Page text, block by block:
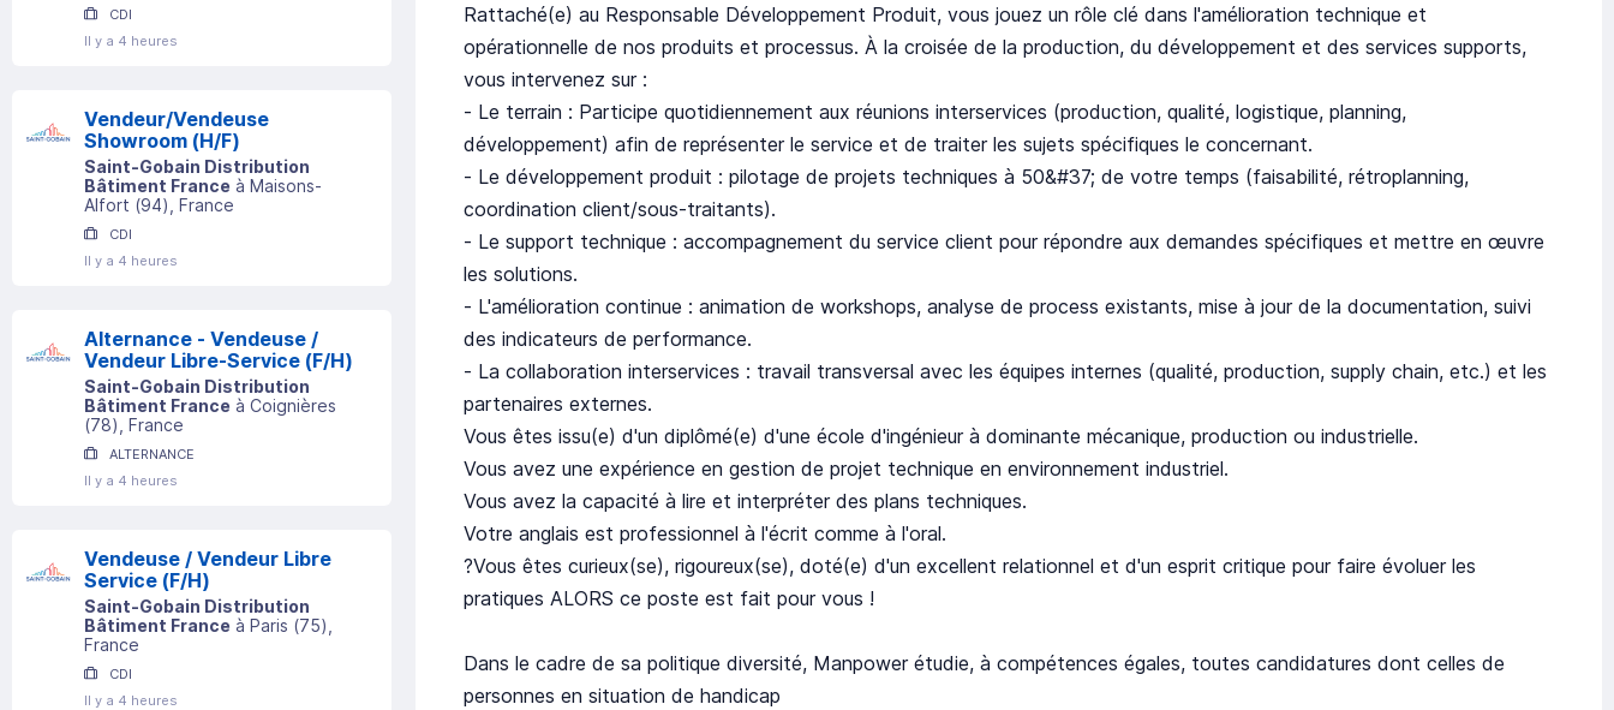
CDI
Il y a 4 heures
Vendeur/Vendeuse
Showroom (H/F)
Saint-Gobain Distribution
Bâtiment France à Maisons-
Alfort (94) , France
CDI
Il y a 4 heures
Alternance - Vendeuse /
Vendeur Libre-Service (F/H)
Saint-Gobain Distribution
Bâtiment France à Coignières
(78) , France
ALTERNANCE
Il y a 4 heures
Vendeuse / Vendeur Libre
Service (F/H)
Saint-Gobain Distribution
Bâtiment France à Paris (75)
France
CDI
Il y a 4 heures
Rattaché(e) au Responsable Développement Produit, vous jouez un rôle clé dans l'amélioration technique et
opérationnelle de nos produits et processus. À la croisée de la production, du développement et des services supports,
vous intervenez sur :
- Le terrain : Participe quotidiennement aux réunions interservices (production, qualité, logistique, planning,
développement) afin de représenter le service et de traiter les sujets spécifiques le concernant.
- Le développement produit : pilotage de projets techniques à 50&#37; de votre temps (faisabilité, rétroplanning,
coordination client/sous-traitants).
- Le support technique : accompagnement du service client pour répondre aux demandes spécifiques et mettre en œuvre
les solutions.
- L'amélioration continue : animation de workshops, analyse de process existants, mise à jour de la documentation, suivi
des indicateurs de performance.
- La collaboration interservices : travail transversal avec les équipes internes (qualité, production, supply chain, etc.) et les
partenaires externes.
Vous êtes issu(e) d'un diplômé(e) d'une école d'ingénieur à dominante mécanique, production ou industrielle.
Vous avez une expérience en gestion de projet technique en environnement industriel.
Vous avez la capacité à lire et interpréter des plans techniques.
Votre anglais est professionnel à l'écrit comme à l'oral.
?Vous êtes curieux(se), rigoureux(se), doté(e) d'un excellent relationnel et d'un esprit critique pour faire évoluer les
pratiques ALORS ce poste est fait pour vous !
Dans le cadre de sa politique diversité, Manpower étudie, à compétences égales, toutes candidatures dont celles de
personnes en situation de handicap